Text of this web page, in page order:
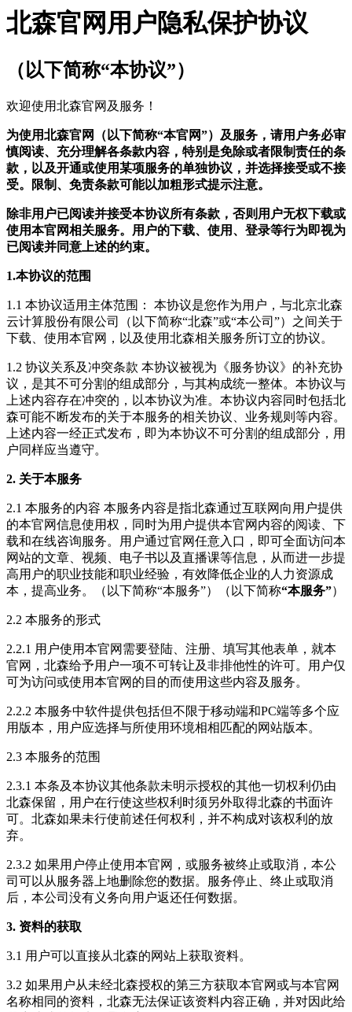
北森官网用户隐私保护协议
（以下简称“本协议”）
欢迎使用北森官网及服务！
为使用北森官网（以下简称“本官网”）及服务，请用户务必审
慎阅读、充分理解各条款内容，特别是免除或者限制责任的条
款，以及开通或使用某项服务的单独协议，并选择接受或不接
受。限制、免责条款可能以加粗形式提示注意。
除非用户已阅读并接受本协议所有条款，否则用户无权下载或
使用本官网相关服务。用户的下载、使用、登录等行为即视为
已阅读并同意上述的约束。
1.本协议的范围
1.1 本协议适用主体范围： 本协议是您作为用户，与北京北森
云计算股份有限公司（以下简称“北森”或“本公司”）之间关于
下载、使用本官网，以及使用北森相关服务所订立的协议。
1.2 协议关系及冲突条款 本协议被视为《服务协议》的补充协
议，是其不可分割的组成部分，与其构成统一整体。本协议与
上述内容存在冲突的，以本协议为准。本协议内容同时包括北
森可能不断发布的关于本服务的相关协议、业务规则等内容。
上述内容一经正式发布，即为本协议不可分割的组成部分，用
户同样应当遵守。
2. 关于本服务
2.1 本服务的内容 本服务内容是指北森通过互联网向用户提供
的本官网信息使用权，同时为用户提供本官网内容的阅读、下
载和在线咨询服务。用户通过官网任意入口，即可全面访问本
网站的文章、视频、电子书以及直播课等信息，从而进一步提
高用户的职业技能和职业经验，有效降低企业的人力资源成
本，提高业务。（以下简称“本服务”）（以下简称“本服务”）
2.2 本服务的形式
2.2.1 用户使用本官网需要登陆、注册、填写其他表单，就本
官网，北森给予用户一项不可转让及非排他性的许可。用户仅
可为访问或使用本官网的目的而使用这些内容及服务。
2.2.2 本服务中软件提供包括但不限于移动端和PC端等多个应
用版本，用户应选择与所使用环境相相匹配的网站版本。
2.3 本服务的范围
2.3.1 本条及本协议其他条款未明示授权的其他一切权利仍由
北森保留，用户在行使这些权利时须另外取得北森的书面许
可。北森如果未行使前述任何权利，并不构成对该权利的放
弃。
2.3.2 如果用户停止使用本官网，或服务被终止或取消，本公
司可以从服务器上地删除您的数据。服务停止、终止或取消
后，本公司没有义务向用户返还任何数据。
3. 资料的获取
3.1 用户可以直接从北森的网站上获取资料。
3.2 如果用户从未经北森授权的第三方获取本官网或与本官网
名称相同的资料，北森无法保证该资料内容正确，并对因此给